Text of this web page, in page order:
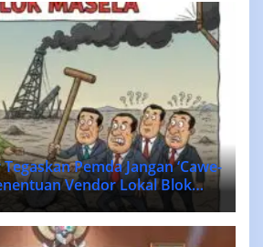
Pemda Jangan ‘Cawe-
Vendor Lokal Blok